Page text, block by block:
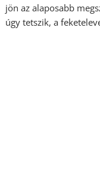
jön az alaposabb
úgy tetszik, a